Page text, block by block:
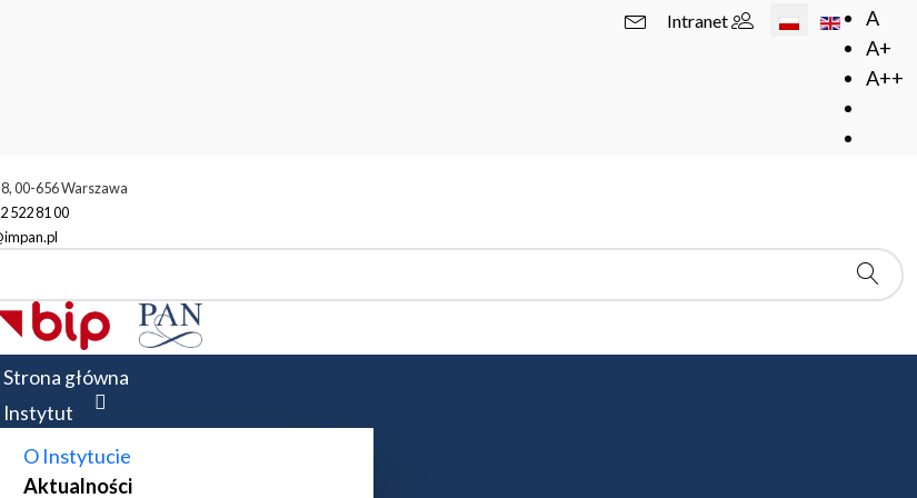
A
A+
A++
Wybierz swój język
Intranet
00-656 Warszawa
522 81 00
Strona główna
Instytut
O Instytucie
AktualnościIM. WACŁAWA SIERPIŃSKIEGO